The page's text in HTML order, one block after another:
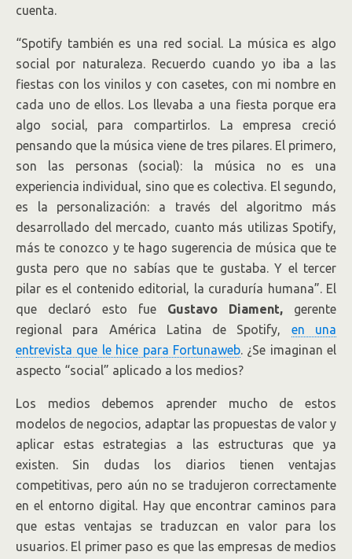
cuenta.
“Spotify también es una red social. La música es algo
social por naturaleza. Recuerdo cuando yo iba a las
fiestas con los vinilos y con casetes, con mi nombre en
cada uno de ellos. Los llevaba a una fiesta porque era
algo social, para compartirlos. La empresa creció
pensando que la música viene de tres pilares. El primero,
son las personas (social): la música no es una
experiencia individual, sino que es colectiva. El segundo,
es la personalización: a través del algoritmo más
desarrollado del mercado, cuanto más utilizas Spotify,
más te conozco y te hago sugerencia de música que te
gusta pero que no sabías que te gustaba. Y el tercer
pilar es el contenido editorial, la curaduría humana”. El
que declaró esto fue Gustavo Diament, gerente
regional para América Latina de Spotify, en una
entrevista que le hice para Fortunaweb. ¿Se imaginan el
aspecto “social” aplicado a los medios?
Los medios debemos aprender mucho de estos
modelos de negocios, adaptar las propuestas de valor y
aplicar estas estrategias a las estructuras que ya
existen. Sin dudas los diarios tienen ventajas
competitivas, pero aún no se tradujeron correctamente
en el entorno digital. Hay que encontrar caminos para
que estas ventajas se traduzcan en valor para los
usuarios. El primer paso es que las empresas de medios